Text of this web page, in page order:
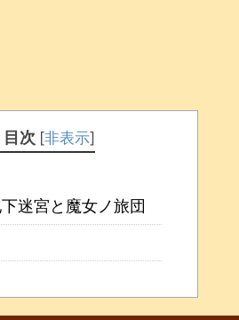
目次 [非表示]
迷宮と魔女ノ旅団